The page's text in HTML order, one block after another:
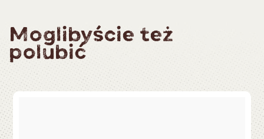
Moglibyście też
polubić